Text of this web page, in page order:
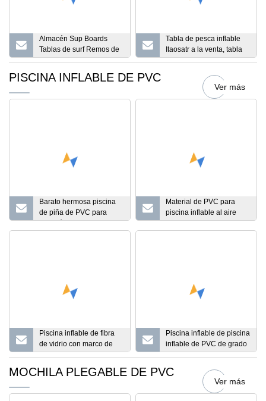
Almacén Sup Boards
Tablas de surf Remos de
pie Remos de PVC de
inflables
Tabla de pesca inflable
Itaosatr a la venta, tabla
de Surf, venta al por
inflable, tablas de surf de
PISCINA INFLABLE DE PVC
Ver más
Barato hermosa piscina
de piña de PVC para
natación al por mayor
piscina inflable con forma
Material de PVC para
piscina inflable al aire
libre para fiestas de
adultos Willest para
Piscina inflable de fibra
de vidrio con marco de
metal de PVC con calor y
Piscina inflable de piscina
inflable de PVC de grado
comercial de 6X6m para
MOCHILA PLEGABLE DE PVC
Ver más